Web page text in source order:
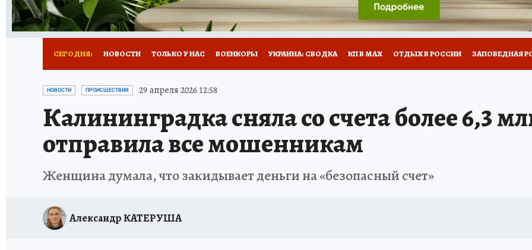
СЕГОДНЯ: НОВОСТИ ТОЛЬКО У НАС ВОЕНКОРЫ УКРАИНА: СВОДКА КП В МАХ ОТДЫХ В РОССИИ ЗАПОВЕДНАЯ
ИСПЫТАНО НА СЕБЕ
НОВОСТИ ПРОИСШЕСТВИЯ 29 апреля 2026 12:58
Калининградка сняла со счета более 6,3
отправила все мошенникам
Женщина думала, что закидывает деньги на «безопасный счет»
Александр КАТЕРУША